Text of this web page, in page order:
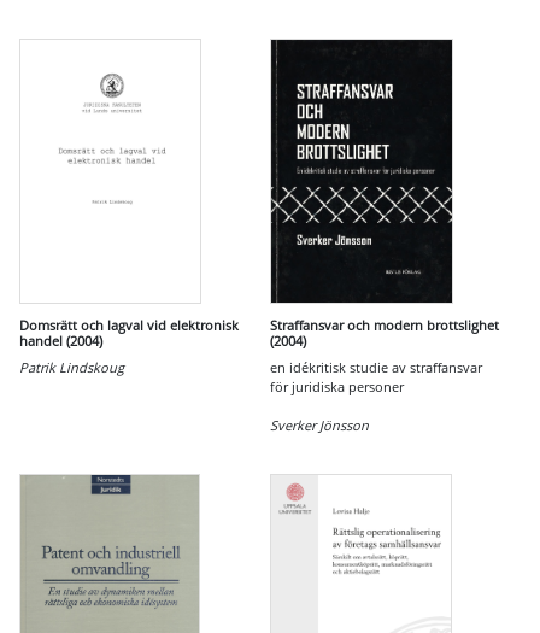
Domsrätt och lagval vid elektronisk
handel (2004)
Patrik Lindskoug
Straffansvar och modern brottslighet
(2004)
en idékritisk studie av straffansvar
för juridiska personer
Sverker Jönsson